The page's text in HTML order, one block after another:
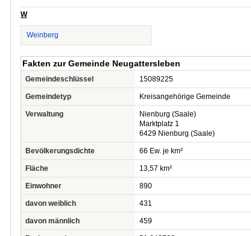
W
Weinberg
Fakten zur Gemeinde Neugattersleben
Gemeindeschlüssel 15089225
Gemeindetyp Kreisangehörige Gemeinde
Verwaltung
Nienburg (Saale)
Marktplatz 1
6429 Nienburg (Saale)
Bevölkerungsdichte 66 Ew. je km²
Fläche 13,57 km²
Einwohner 890
davon weiblich 431
davon männlich 459